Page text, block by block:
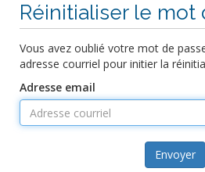
Réinitialiser le mot
Vous avez oublié votre mot de
adresse courriel pour initier la
Adresse email
Envoyer